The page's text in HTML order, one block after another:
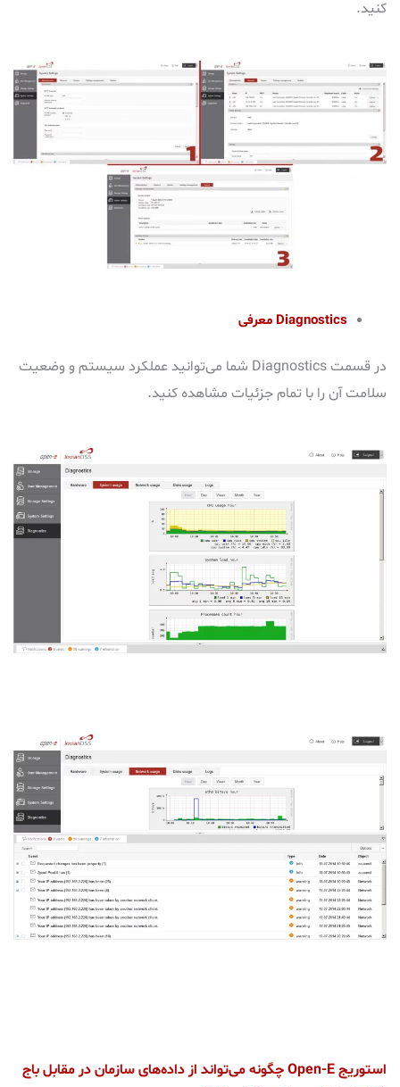
کنید.
معرفی Diagnostics
در قسمتDiagnostics شما می‌توانید عملکرد سیستم و وضعیت
سلامت آن را با تمام جزئیات مشاهده کنید.
استوریج Open-E چگونه می‌تواند از داده‌های سازمان در مقابل باج